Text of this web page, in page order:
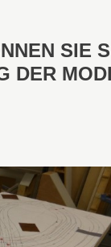
SIE
DER